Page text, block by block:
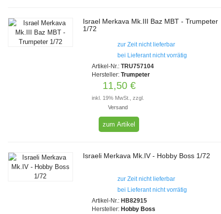
Israel Merkava Mk.III Baz MBT - Trumpeter
1/72
zur Zeit nicht lieferbar
bei Lieferant nicht vorrätig
Artikel-Nr.: TRU757104
Hersteller: Trumpeter
11,50 €
inkl. 19% MwSt., zzgl.
Versand
zum Artikel
Israeli Merkava Mk.IV - Hobby Boss 1/72
zur Zeit nicht lieferbar
bei Lieferant nicht vorrätig
Artikel-Nr.: HB82915
Hersteller: Hobby Boss